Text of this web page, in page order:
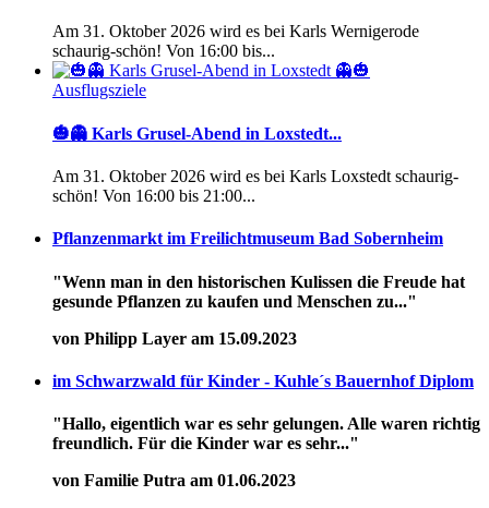
Am 31. Oktober 2026 wird es bei Karls Wernigerode
schaurig-schön! Von 16:00 bis...
Ausflugsziele
🎃👻 Karls Grusel-Abend in Loxstedt...
Am 31. Oktober 2026 wird es bei Karls Loxstedt schaurig-
schön! Von 16:00 bis 21:00...
Pflanzenmarkt im Freilichtmuseum Bad Sobernheim
"Wenn man in den historischen Kulissen die Freude hat
gesunde Pflanzen zu kaufen und Menschen zu..."
von Philipp Layer am 15.09.2023
im Schwarzwald für Kinder - Kuhle´s Bauernhof Diplom
"Hallo, eigentlich war es sehr gelungen. Alle waren richtig
freundlich. Für die Kinder war es sehr..."
von Familie Putra am 01.06.2023